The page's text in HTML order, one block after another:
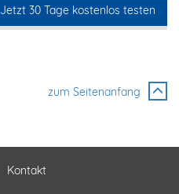
Jetzt 30 Tage kostenlos testen
zum Seitenanfang
Kontakt